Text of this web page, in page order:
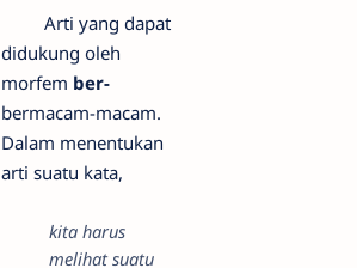
Arti yang dapat
didukung oleh
morfem ber-
bermacam-macam.
Dalam menentukan
arti suatu kata,
kita harus
melihat suatu